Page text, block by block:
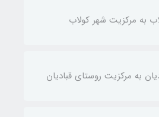
به مركزيت شهر كولاب
به مركزيت روستای قباديان